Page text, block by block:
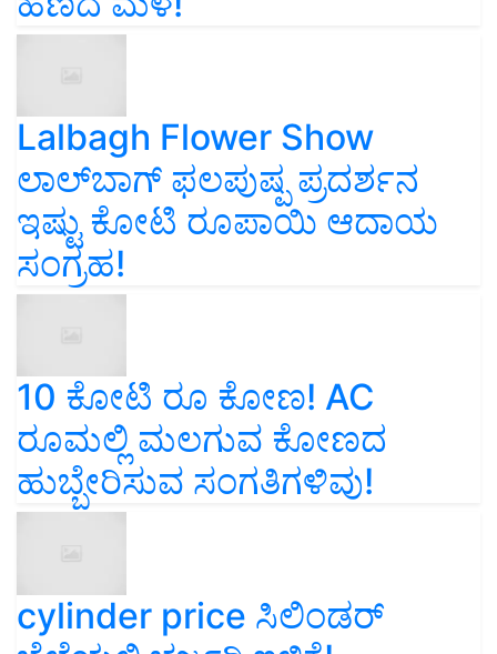
Lalbagh Flower Show
ಲಾಲ್‌ಬಾಗ್ ಫಲಪುಷ್ಪ ಪ್ರದರ್ಶನ
ಇಷ್ಟು ಕೋಟಿ ರೂಪಾಯಿ ಆದಾಯ
ಸಂಗ್ರಹ!
10 ಕೋಟಿ ರೂ ಕೋಣ! AC
ರೂಮಲ್ಲಿ ಮಲಗುವ ಕೋಣದ
ಹುಬ್ಬೇರಿಸುವ ಸಂಗತಿಗಳಿವು!
cylinder price ಸಿಲಿಂಡರ್‌
ಬೆಲೆಯಲ್ಲಿ ಭರ್ಜರಿ ಇಳಿಕೆ!